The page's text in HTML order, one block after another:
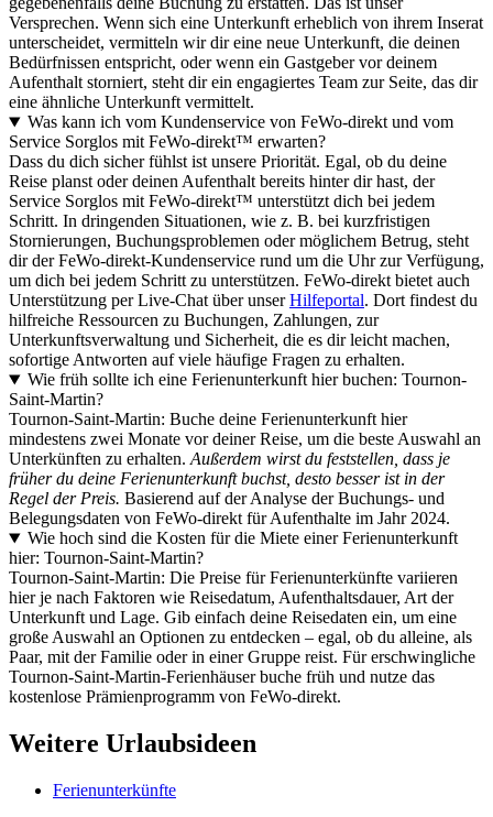
Versprechen. Wenn sich eine Unterkunft erheblich von ihrem Inserat
unterscheidet, vermitteln wir dir eine neue Unterkunft, die deinen
Bedürfnissen entspricht, oder wenn ein Gastgeber vor deinem
Aufenthalt storniert, steht dir ein engagiertes Team zur Seite, das dir
eine ähnliche Unterkunft vermittelt.
Was kann ich vom Kundenservice von FeWo-direkt und vom
Service Sorglos mit FeWo-direkt™ erwarten?
Dass du dich sicher fühlst ist unsere Priorität. Egal, ob du deine
Reise planst oder deinen Aufenthalt bereits hinter dir hast, der
Service Sorglos mit FeWo-direkt™ unterstützt dich bei jedem
Schritt. In dringenden Situationen, wie z. B. bei kurzfristigen
Stornierungen, Buchungsproblemen oder möglichem Betrug, steht
dir der FeWo-direkt-Kundenservice rund um die Uhr zur Verfügung,
um dich bei jedem Schritt zu unterstützen. FeWo-direkt bietet auch
Unterstützung per Live-Chat über unserHilfeportal. Dort findest du
hilfreiche Ressourcen zu Buchungen, Zahlungen, zur
Unterkunftsverwaltung und Sicherheit, die es dir leicht machen,
sofortige Antworten auf viele häufige Fragen zu erhalten.
Wie früh sollte ich eine Ferienunterkunft hier buchen: Tournon-
Saint-Martin?
Tournon-Saint-Martin: Buche deine Ferienunterkunft hier
mindestens zwei Monate vor deiner Reise, um die beste Auswahl an
Unterkünften zu erhalten. Außerdem wirst du feststellen, dass je
früher du deine Ferienunterkunft buchst, desto besser ist in der
Regel der Preis. Basierend auf der Analyse der Buchungs- und
Belegungsdaten von FeWo-direkt für Aufenthalte im Jahr 2024.
Wie hoch sind die Kosten für die Miete einer Ferienunterkunft
hier: Tournon-Saint-Martin?
Tournon-Saint-Martin: Die Preise für Ferienunterkünfte variieren
hier je nach Faktoren wie Reisedatum, Aufenthaltsdauer, Art der
Unterkunft und Lage. Gib einfach deine Reisedaten ein, um eine
große Auswahl an Optionen zu entdecken – egal, ob du alleine, als
Paar, mit der Familie oder in einer Gruppe reist. Für erschwingliche
Tournon-Saint-Martin-Ferienhäuser buche früh und nutze das
kostenlose Prämienprogramm von FeWo-direkt.
Weitere Urlaubsideen
Ferienunterkünfte